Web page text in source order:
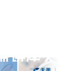
讲座火